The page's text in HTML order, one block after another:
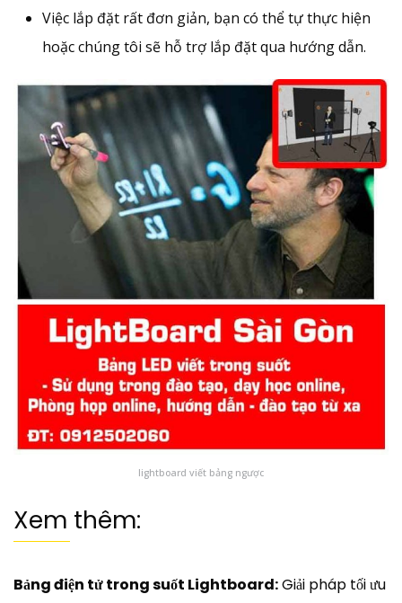
Việc lắp đặt rất đơn giản, bạn có thể tự thực hiện
hoặc chúng tôi sẽ hỗ trợ lắp đặt qua hướng dẫn.
lightboard viết bảng ngược
Xem thêm:
Bảng điện tử trong suốt Lightboard:Giải pháp tối ưu